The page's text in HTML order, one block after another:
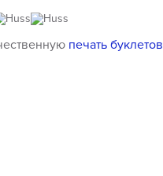
печать буклетов